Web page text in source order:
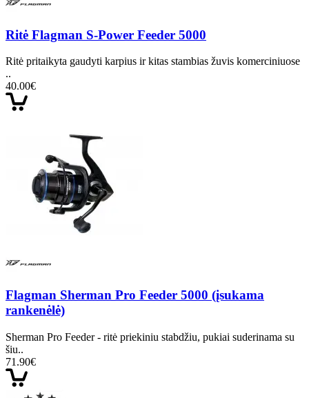
Ritė Flagman S-Power Feeder 5000
Ritė pritaikyta gaudyti karpius ir kitas stambias žuvis komerciniuose
..
40.00€
Flagman Sherman Pro Feeder 5000 (įsukama
rankenėlė)
Sherman Pro Feeder - ritė priekiniu stabdžiu, pukiai suderinama su
šiu..
71.90€